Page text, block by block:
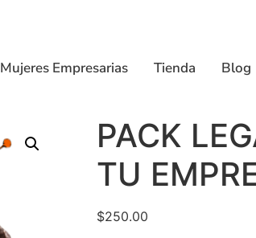
Mujeres Empresarias Tienda Blog
PACK
TU
$250.00